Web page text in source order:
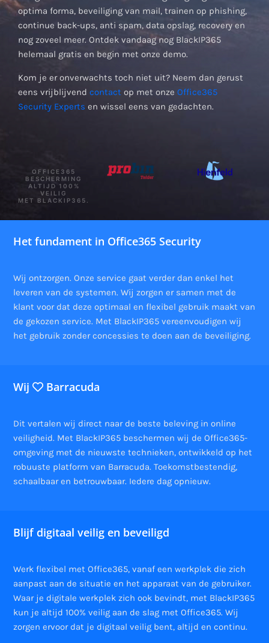
optima forma, beveiliging van mail, trainen op phishing,
continue back-ups, anti spam, data opslag, recovery en
nog zoveel meer. Ontdek vandaag nog BlackIP365
helemaal gratis en begin met onze demo.
Kom je er onverwachts toch niet uit? Neem dan gerust
eens vrijblijvend contact op met onze Office365
Security Experts en wissel eens van gedachten.
OFFICE365
BESCHERMING
ALTIJD 100%
VEILIG
MET BLACKIP365.
Het fundament in Office365 Security
Wij ontzorgen. Onze service gaat verder dan enkel het
leveren van de systemen. Wij zorgen er samen met de
klant voor dat deze optimaal en flexibel gebruik maakt van
de gekozen service. Met BlackIP365 vereenvoudigen wij
het gebruik zonder concessies te doen aan de beveiliging.
Wij Barracuda
Dit vertalen wij direct naar de beste beleving in online
veiligheid. Met BlackIP365 beschermen wij de Office365-
omgeving met de nieuwste technieken, ontwikkeld op het
robuuste platform van Barracuda. Toekomstbestendig,
schaalbaar en betrouwbaar. Iedere dag opnieuw.
Blijf digitaal veilig en beveiligd
Werk flexibel met Office365, vanaf een werkplek die zich
aanpast aan de situatie en het apparaat van de gebruiker.
Waar je digitale werkplek zich ook bevindt, met BlackIP365
kun je altijd 100% veilig aan de slag met Office365. Wij
zorgen ervoor dat je digitaal veilig bent, altijd en continu.